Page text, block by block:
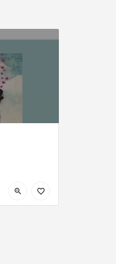
zoom_in favorite_border